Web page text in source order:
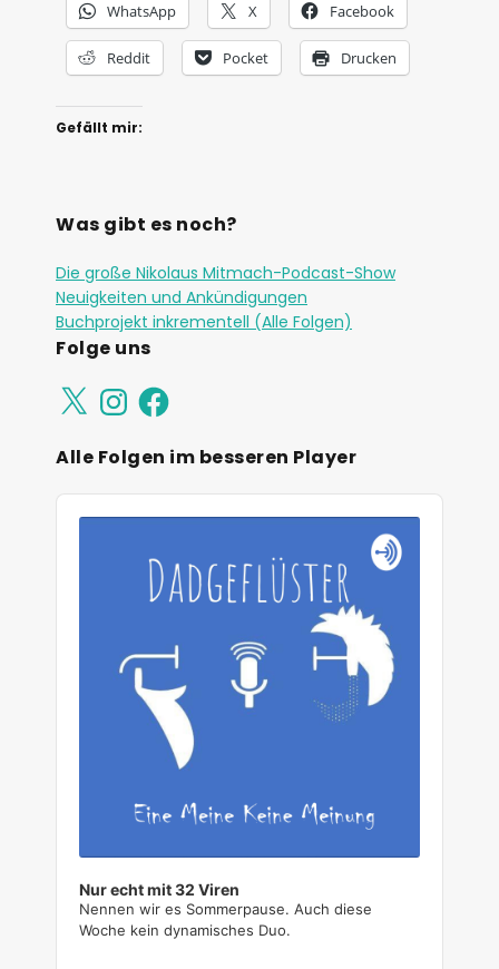
l
a
r
WhatsApp X Facebook
Reddit Pocket Drucken
Gefällt mir:
Was gibt es noch?
Die große Nikolaus Mitmach-Podcast-Show
Neuigkeiten und Ankündigungen
Buchprojekt inkrementell (Alle Folgen)
Folge uns
Alle Folgen im besseren Player
A
Nur echt mit 32 Viren
Nennen wir es Sommerpause. Auch diese
Woche kein dynamisches Duo.